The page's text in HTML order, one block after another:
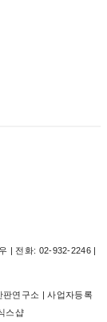
| 전화: 02-932-2246 |
연구소 | 사업자등록
스샵